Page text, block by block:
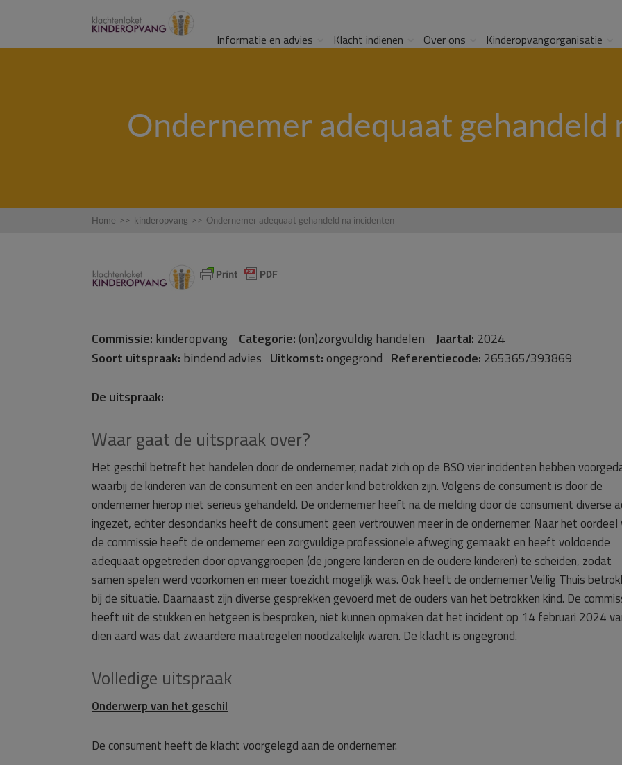
Informatie en advies Klacht indienen Over ons Kinderopvangorganisatie
Ondernemer adequaat gehandeld
Home >> kinderopvang >> Ondernemer adequaat gehandeld na incidenten
Commissie: kinderopvang Categorie:(on)zorgvuldig handelen Jaartal: 2024
Soort uitspraak: bindend advies Uitkomst:ongegrond Referentiecode: 265365/393869
De uitspraak:
Waar gaat de uitspraak over?
Het geschil betreft het handelen door de ondernemer, nadat zich op de BSO vier incidenten hebben
waarbij de kinderen van de consument en een ander kind betrokken zijn. Volgens de consument is door de
ondernemer hierop niet serieus gehandeld. De ondernemer heeft na de melding door de consument diverse
ingezet, echter desondanks heeft de consument geen vertrouwen meer in de ondernemer. Naar het oordeel
de commissie heeft de ondernemer een zorgvuldige professionele afweging gemaakt en heeft voldoende
adequaat opgetreden door opvanggroepen (de jongere kinderen en de oudere kinderen) te scheiden, zodat
samen spelen werd voorkomen en meer toezicht mogelijk was. Ook heeft de ondernemer Veilig Thuis
bij de situatie. Daarnaast zijn diverse gesprekken gevoerd met de ouders van het betrokken kind. De
heeft uit de stukken en hetgeen is besproken, niet kunnen opmaken dat het incident op 14 februari 2024
dien aard was dat zwaardere maatregelen noodzakelijk waren. De klacht is ongegrond.
Volledige uitspraak
Onderwerp van het geschil
De consument heeft de klacht voorgelegd aan de ondernemer.